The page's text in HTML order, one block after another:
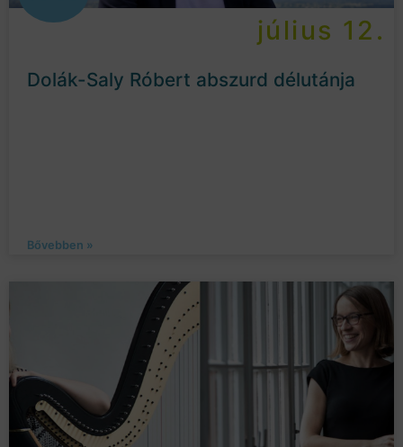
július 12.
Dolák-Saly Róbert abszurd délutánja
Bővebben »